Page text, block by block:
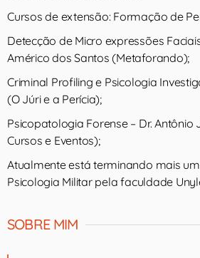
Cursos de extensão: Formação de
Detecção de Micro expressões
Américo dos Santos (Metaforando);
Criminal Profiling e Psicologia
(O Júri e a Perícia);
Psicopatologia Forense – Dr. Antônio
Cursos e Eventos);
Atualmente está terminando mais
Psicologia Militar pela faculdade
SOBRE MIM